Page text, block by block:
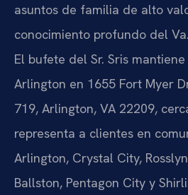
asuntos de familia de alto
conocimiento profundo del
El bufete del Sr. Sris
Arlington en 1655 Fort Myer
719, Arlington, VA 22209,
representa a clientes en
Arlington, Crystal City,
Ballston, Pentagon City y